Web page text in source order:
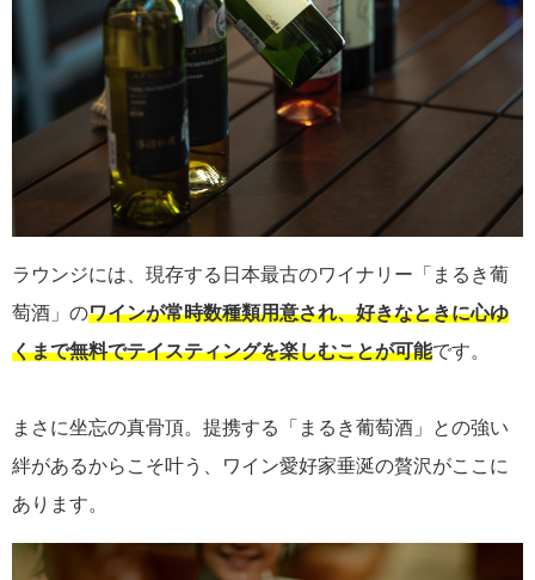
ラウンジには、現存する日本最古のワイナリー「まるき葡
萄酒」のワインが常時数種類用意され、好きなときに心ゆ
くまで無料でテイスティングを楽しむことが可能です。
まさに坐忘の真骨頂。提携する「まるき葡萄酒」との強い
絆があるからこそ叶う、ワイン愛好家垂涎の贅沢がここに
あります。